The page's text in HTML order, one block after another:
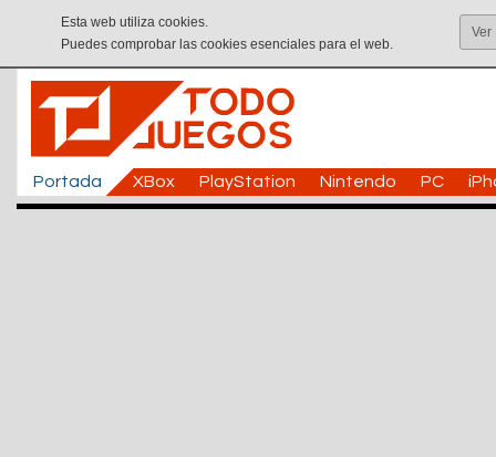
Esta web utiliza cookies.
Puedes comprobar las cookies esenciales para el web.
Ver
Portada XBox PlayStation Nintendo PC